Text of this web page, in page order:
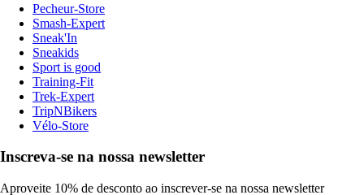
Pecheur-Store
Smash-Expert
Sneak'In
Sneakids
Sport is good
Training-Fit
Trek-Expert
TripNBikers
Vélo-Store
Inscreva-se na nossa newsletter
Aproveite 10% de desconto ao inscrever-se na nossa newsletter